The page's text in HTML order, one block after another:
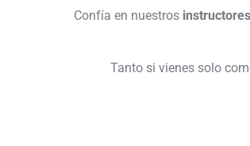
Confía en nuestros
Tanto si vienes solo